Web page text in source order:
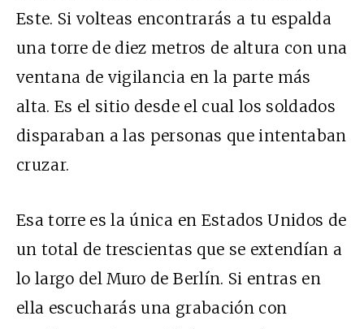
Este. Si volteas encontrarás a tu espalda
una torre de diez metros de altura con una
ventana de vigilancia en la parte más
alta. Es el sitio desde el cual los soldados
disparaban a las personas que intentaban
cruzar.
Esa torre es la única en Estados Unidos de
un total de trescientas que se extendían a
lo largo del Muro de Berlín. Si entras en
ella escucharás una grabación con